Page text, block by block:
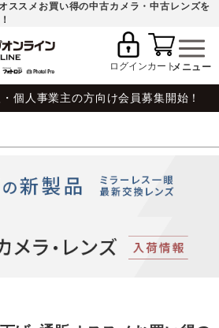
ススメお買い得の中古カメラ・中古レンズを
ログインカート
個人事業主の方向け会員募集開始！